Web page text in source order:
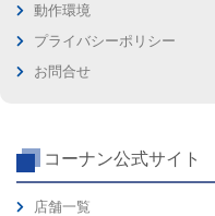
動作環境
プライバシーポリシー
お問合せ
コーナン公式サイト
店舗一覧